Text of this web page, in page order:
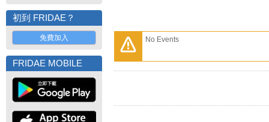
初到 FRIDAE？
免費加入
FRIDAE MOBILE
No Events